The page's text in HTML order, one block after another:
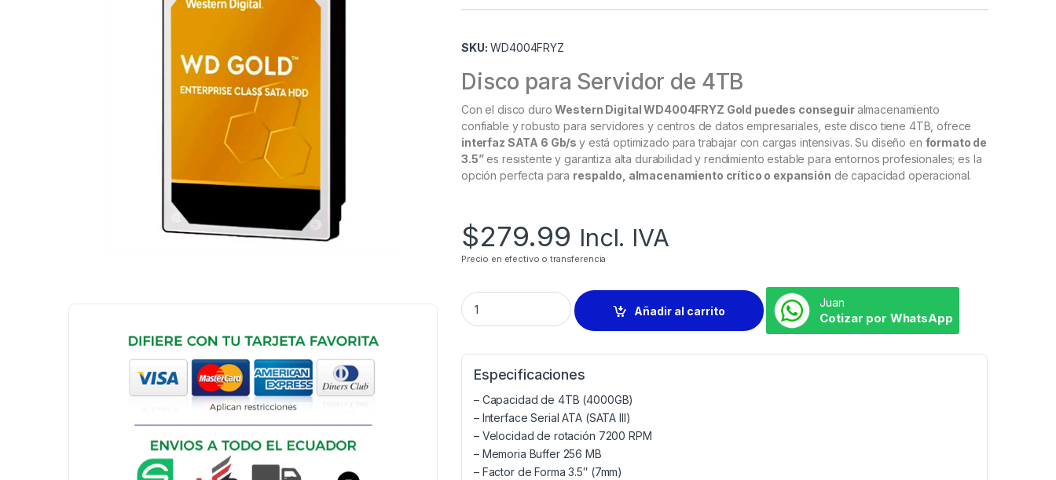
SKU: WD4004FRYZ
Disco para Servidor de 4TB
Con el disco duroWestern Digital WD4004FRYZ Gold puedes conseguiralmacenamiento
confiable y robusto para servidores y centros de datos empresariales, este disco tiene 4TB, ofrece
interfaz SATA 6 Gb/sy está optimizado para trabajar con cargas intensivas. Su diseño en formato de
3.5”es resistente y garantiza alta durabilidad y rendimiento estable para entornos profesionales; es la
opción perfecta para respaldo, almacenamiento crítico o expansión de capacidad operacional.
$279.99 Incl. IVA
Precio en efectivo o transferencia
Añadir al carrito
Juan
Cotizar por WhatsApp
Especificaciones
– Capacidad de 4TB (4000GB)
– Interface Serial ATA (SATA III)
– Velocidad de rotación 7200 RPM
– Memoria Buffer 256 MB
– Factor de Forma 3.5″ (7mm)